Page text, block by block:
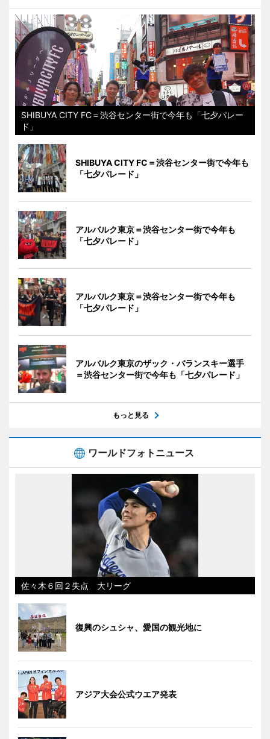
SHIBUYA CITY FC＝渋谷センター街で今年も「七夕パレー
ド」
SHIBUYA CITY FC＝渋谷センター街で今年も
「七夕パレード」
アルバルク東京＝渋谷センター街で今年も
「七夕パレード」
アルバルク東京＝渋谷センター街で今年も
「七夕パレード」
アルバルク東京のザック・バランスキー選手
＝渋谷センター街で今年も「七夕パレード」
もっと見る
ワールドフォトニュース
佐々木６回２失点 大リーグ
復興のシュシャ、愛国の観光地に
アジア大会公式ウエア発表